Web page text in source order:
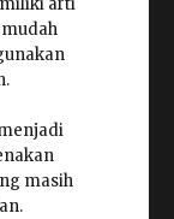
arti
masih